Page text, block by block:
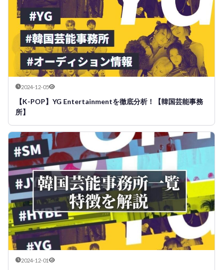
2024-12-05
【K-POP】YG Entertainmentを徹底分析！【韓国芸能事務
所】
2024-12-01